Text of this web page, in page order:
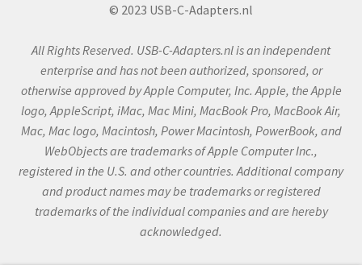
© 2023 USB-C-Adapters.nl
All Rights Reserved. USB-C-Adapters.nl is an independent
enterprise and has not been authorized, sponsored, or
otherwise approved by Apple Computer, Inc. Apple, the Apple
logo, AppleScript, iMac, Mac Mini, MacBook Pro, MacBook Air,
Mac, Mac logo, Macintosh, Power Macintosh, PowerBook, and
WebObjects are trademarks of Apple Computer Inc.,
registered in the U.S. and other countries. Additional company
and product names may be trademarks or registered
trademarks of the individual companies and are hereby
acknowledged.